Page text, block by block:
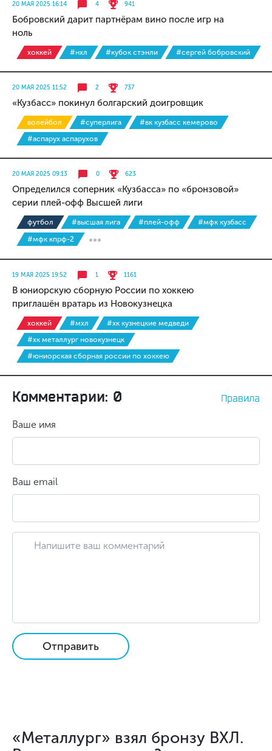
20 МАЯ 2025 16:14 4 941
Бобровский дарит партнёрам вино после игр на
ноль
хоккей #нхл #кубок стэнли #сергей бобровский
20 МАЯ 2025 11:52 2 737
«Кузбасс» покинул болгарский доигровщик
волейбол #суперлига
#вк кузбасс кемерово
#аспарух аспарухов
20 МАЯ 2025 09:13 0 623
Определился соперник «Кузбасса» по «бронзовой»
серии плей-офф Высшей лиги
футбол #высшая лига #плей-офф
#мфк кузбасс
#мфк кпрф-2
19 МАЯ 2025 19:52 1 1161
В юниорскую сборную России по хоккею
приглашён вратарь из Новокузнецка
хоккей #мхл
#хк кузнецкие медведи
#хк металлург новокузнецк
#юниорская сборная россии по хоккею
Комментарии: 0 Правила
Ваше имя
Ваш email
Отправить
«Металлург» взял бронзу ВХЛ.